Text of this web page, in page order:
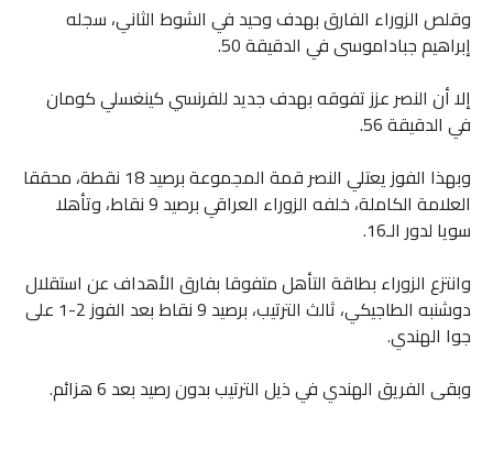
وقلص الزوراء الفارق بهدف وحيد في الشوط الثاني، سجله
إبراهيم جباداموسى في الدقيقة 50.
إلا أن النصر عزز تفوقه بهدف جديد للفرنسي كينغسلي كومان
في الدقيقة 56.
وبهذا الفوز يعتلي النصر قمة المجموعة برصيد 18 نقطة، محققا
العلامة الكاملة، خلفه الزوراء العراقي برصيد 9 نقاط، وتأهلا
سويا لدور الـ16.
وانتزع الزوراء بطاقة التأهل متفوقا بفارق الأهداف عن استقلال
دوشنبه الطاجيكي، ثالث الترتيب، برصيد 9 نقاط بعد الفوز 2-1 على
جوا الهندي.
وبقى الفريق الهندي في ذيل الترتيب بدون رصيد بعد 6 هزائم.